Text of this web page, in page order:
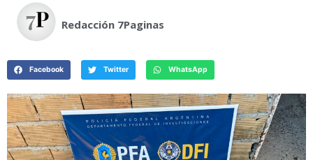
Redacción 7Paginas
Facebook Twitter WhatsApp